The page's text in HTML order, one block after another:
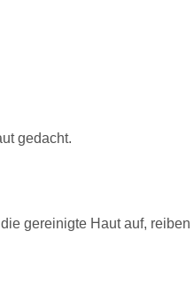
gedacht.
gereinigte Haut auf,